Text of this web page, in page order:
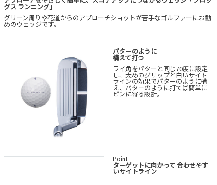
グス ランニング」
グリーン周りや花道からのアプローチショットが苦手なゴルファーにお勧
めのウェッジです。
パターのように
構えて打つ
ライ角をパターと同じ70度に設定
し、太めのグリップと白いサイト
ラインの効果でパターのように構
え、パターのように打てば簡単に
ピンに寄る設計。
Point
ターゲットに向かって 合わせやす
いサイトライン